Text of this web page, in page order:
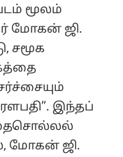
மூலம்
மோகன் ஜி.
சமூக
இந்தப்
மோகன் ஜி.